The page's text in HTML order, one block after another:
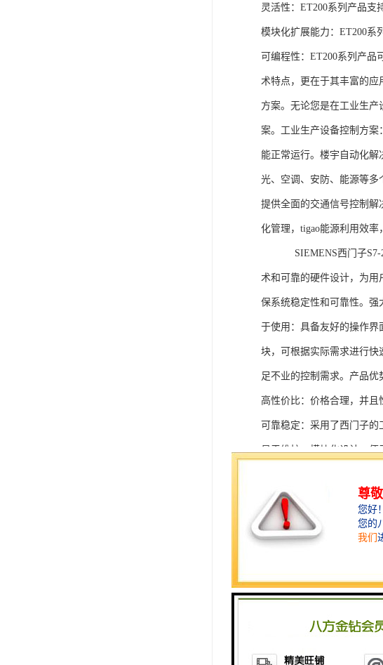
灵活性：ET200系列产品支
模块化扩展能力：ET200系
可编程性：ET200系列产品
术特点，更在于其丰富的应
方案。无论您是在工业生
案。工业生产设备控制方
能正常运行。楼宇自动化解
光、空调、安防、能源等多
提供全面的交通信号控制
化管理，tigao能源利用效率
SIEMENS西门子S7-
术和可靠的硬件设计，为用
保系统稳定性和可靠性。强
于使用：具备友好的操作
块，可根据实际需求进行
足不业的控制需求。产品优
高性价比：价格合理，并且
可靠稳定：采用了西门子的
易于维护：模块化设计，
灵活配置：多种通信接口
快速部署：配备了完善的
在智能科技、自动化科技
SIEMENS西门子PLC模块
系列中的重要组成部分，
1. 灵活性和可扩展性：S7-